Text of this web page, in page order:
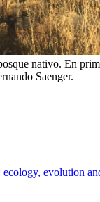
nativo. En
Saenger.
evolution